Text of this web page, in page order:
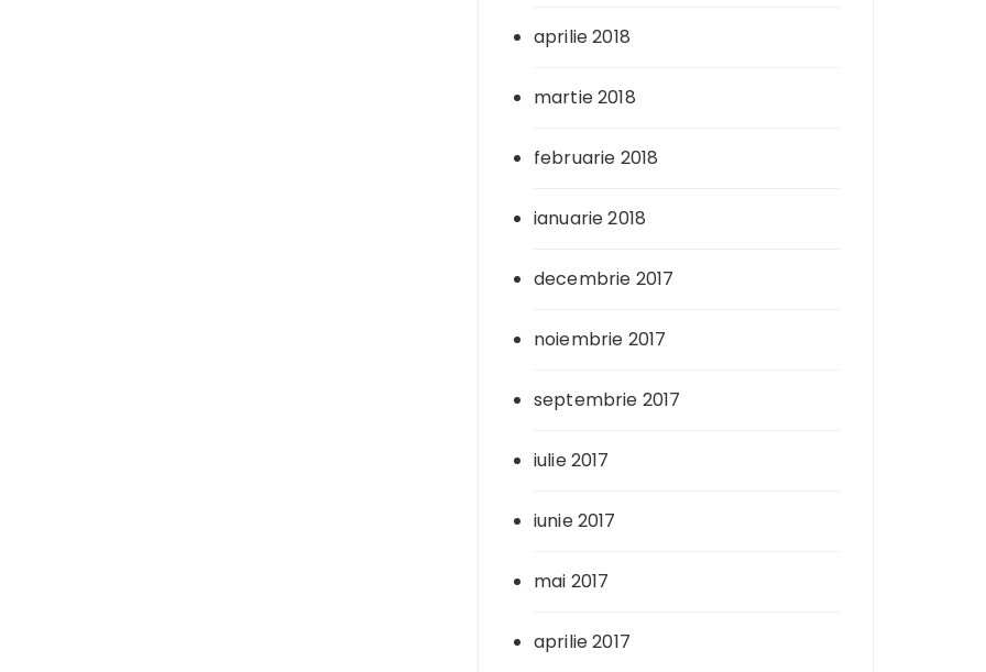
aprilie 2018
martie 2018
februarie 2018
ianuarie 2018
decembrie 2017
noiembrie 2017
septembrie 2017
iulie 2017
iunie 2017
mai 2017
aprilie 2017